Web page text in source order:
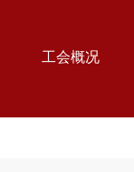
工会概况